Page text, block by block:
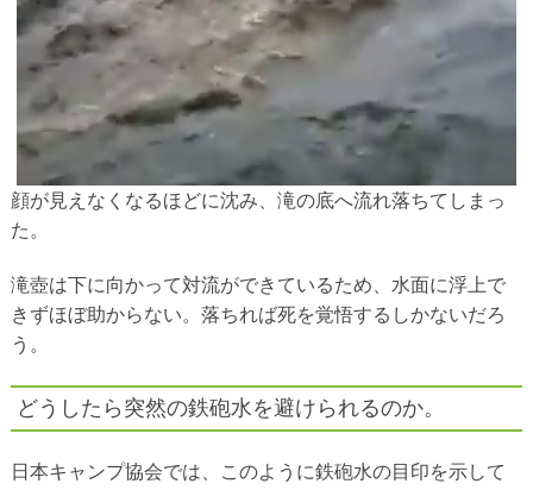
顔が見えなくなるほどに沈み、滝の底へ流れ落ちてしまっ
た。
滝壺は下に向かって対流ができているため、水面に浮上で
きずほぼ助からない。落ちれば死を覚悟するしかないだろ
う。
どうしたら突然の鉄砲水を避けられるのか。
日本キャンプ協会では、このように鉄砲水の目印を示して